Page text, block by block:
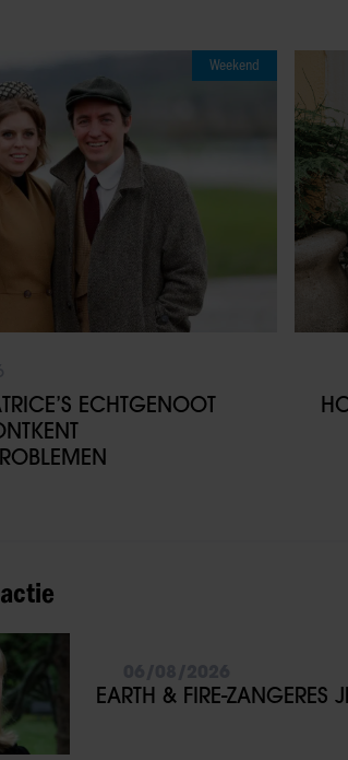
Weekend
ECHTGENOOT
EARTH & FIRE-